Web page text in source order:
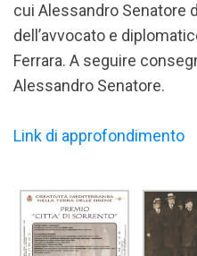
cui Alessandro Senatore
dell’avvocato e
Ferrara. A seguire
Alessandro Senatore.
Link di approfondimento